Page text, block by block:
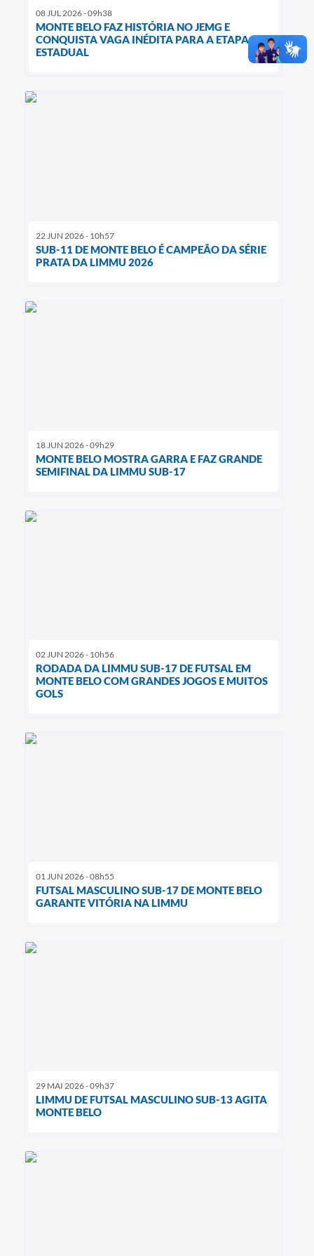
08 JUL 2026 - 09h38
MONTE BELO FAZ HISTÓRIA NO JEMG E
CONQUISTA VAGA INÉDITA PARA A ETAPA
ESTADUAL
22 JUN 2026 - 10h57
SUB-11 DE MONTE BELO É CAMPEÃO DA SÉRIE
PRATA DA LIMMU 2026
18 JUN 2026 - 09h29
MONTE BELO MOSTRA GARRA E FAZ GRANDE
SEMIFINAL DA LIMMU SUB-17
02 JUN 2026 - 10h56
RODADA DA LIMMU SUB-17 DE FUTSAL EM
MONTE BELO COM GRANDES JOGOS E MUITOS
GOLS
01 JUN 2026 - 08h55
FUTSAL MASCULINO SUB-17 DE MONTE BELO
GARANTE VITÓRIA NA LIMMU
29 MAI 2026 - 09h37
LIMMU DE FUTSAL MASCULINO SUB-13 AGITA
MONTE BELO